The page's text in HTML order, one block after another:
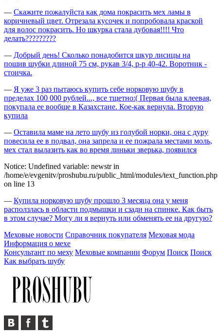
— Скажите пожалуйста как дома покрасить мех ламы в
коричневый цвет. Отрезала кусочек и попробовала краской
для волос покрасить. Но шкурка стала дубовая!!!! Что
делать?????????
— Добрый день! Сколько понадобится шкур лисицы на
пошив шубки длиной 75 см, рукав 3/4, р-р 40-42. Воротник -
стоичка.
— Я уже 3 раз пытаюсь купить себе норковую шубу в
пределах 100 000 рублей..., все тщетно:( Первая была клеевая,
покупала ее вообще в Казахстане. Кое-как вернула. Вторую
купила
— Оставила маме на лето шубу из голубой норки, она с дуру
повесила ее в подвал, она запрела и ее пожрала местами моль,
мех стал вылазить как во время линьки зверька, появился
Notice: Undefined variable: newstr in
/home/e/evgenitv/proshubu.ru/public_html/modules/text_function.php
on line 13
— Купила норковую шубу прошло 3 месяца она у меня
расползлась в области подмышки и сзади на спинке. Как быть
в этом случае? Могу ли я вернуть или обменять ее на другую?
Меховые новости Справочник покупателя Меховая мода
Информация о мехе
Консультант по меху Меховые компании Форум Поиск Поиск
Как выбрать шубу